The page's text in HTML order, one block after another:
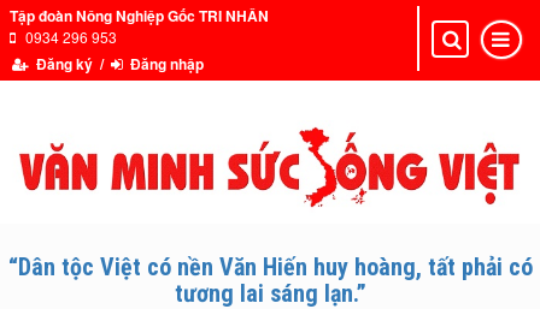
Tập đoàn Nông Nghiệp Gốc TRI NHÂN
0934 296 953
Đăng ký / Đăng nhập
Toggle
Toggle
navigation
“Dân tộc Việt có nền Văn Hiến huy hoàng, tất phải có
tương lai sáng lạn.”